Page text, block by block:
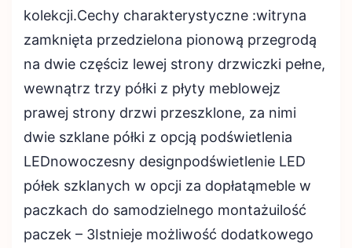
kolekcji.Cechy charakterystyczne :witryna
zamknięta przedzielona pionową przegrodą
na dwie częściz lewej strony drzwiczki pełne,
wewnątrz trzy półki z płyty meblowejz
prawej strony drzwi przeszklone, za nimi
dwie szklane półki z opcją podświetlenia
LEDnowoczesny designpodświetlenie LED
półek szklanych w opcji za dopłatąmeble w
paczkach do samodzielnego montażuilość
paczek – 3Istnieje możliwość dodatkowego